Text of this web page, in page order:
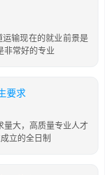
输现在的就业前景是
非常好的专业
要求
量大，高质量专业人才
立的全日制